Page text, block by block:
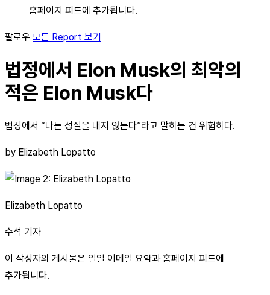
홈페이지 피드에 추가됩니다.
팔로우 모든 Report 보기
법정에서 Elon Musk의 최악의
적은 Elon Musk다
법정에서 “나는 성질을 내지 않는다”라고 말하는 건 위험하다.
by Elizabeth Lopatto
Elizabeth Lopatto
수석 기자
이 작성자의 게시물은 일일 이메일 요약과 홈페이지 피드에
추가됩니다.